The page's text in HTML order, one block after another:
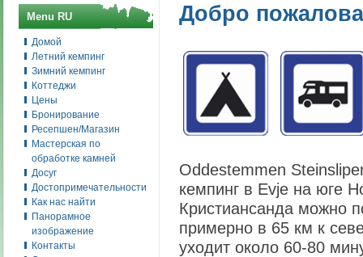
Menu RU
Домой
Летний кемпинг
Зимний кемпинг
Коттеджи
Цены
Бронирование
Ресепшен/Магазин
Мастерская по
обработке камней
Досуг
Достопримечательности
Как нас найти
Панорамное
изображение
Контакты
Добро
Oddestemmen
кемпинг в Evje на юге
Кристиансанда можно
примерно в 65 км к
уходит около 60-80